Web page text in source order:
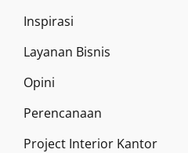
Inspirasi
Layanan Bisnis
Opini
Perencanaan
Project Interior Kantor